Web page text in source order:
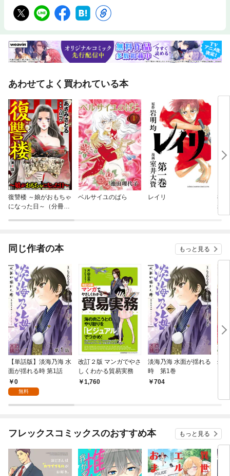
あわせてよく買われている本
復讐楼 ～娘がおもちゃ
になった日～（分冊
ベルサイユのばら レイリ
神
れ
同じ作者の本 もっと見る
【単話版】淡海乃海 水
面が揺れる時 第1話
0
無料
改訂２版 マンガでやさ
しくわかる貿易実務
1,760
淡海乃海 水面が揺れる
時 第1巻
704
幻
フレックスコミックスのおすすめ本 もっと見る